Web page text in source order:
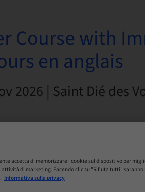
Course with
en anglais
2026 | Saint Dié des
accetta di memorizzare i cookie sul dispositivo per
di marketing. Facendo clic su "Rifiuta tutti"
Informativa sulla privacy